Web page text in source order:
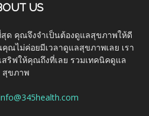
US
ด คุณจึงจำเป็นต้องดูแลสุขภาพให้ดี
ณไม่ค่อยมีเวลาดูแลสุขภาพเลย เรา
สริฟให้คุณถึงที่เลย รวมเทคนิคดูแล
สุขภาพ